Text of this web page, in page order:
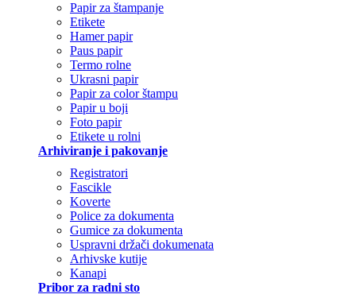
Papir za štampanje
Etikete
Hamer papir
Paus papir
Termo rolne
Ukrasni papir
Papir za color štampu
Papir u boji
Foto papir
Etikete u rolni
Arhiviranje i pakovanje
Registratori
Fascikle
Koverte
Police za dokumenta
Gumice za dokumenta
Uspravni držači dokumenata
Arhivske kutije
Kanapi
Pribor za radni sto